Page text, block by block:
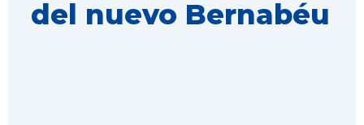
del nuevo Bernabéu